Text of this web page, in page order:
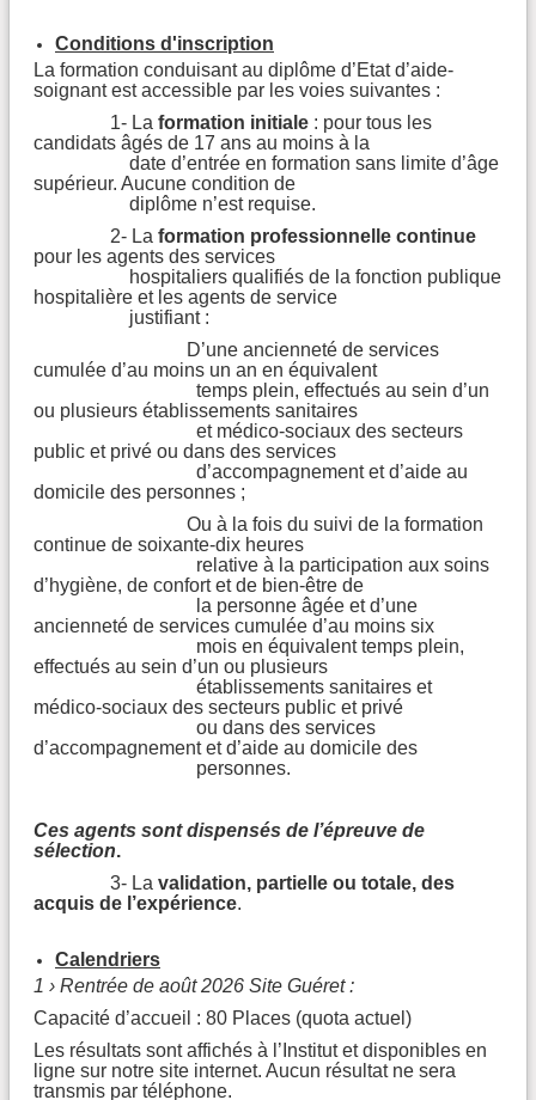
Conditions d'inscription
La formation conduisant au diplôme d’Etat d’aide-
soignant est accessible par les voies suivantes :
1- La formation initiale : pour tous les
candidats âgés de 17 ans au moins à la
date d’entrée en formation sans limite d’âge
supérieur. Aucune condition de
diplôme n’est requise.
2- La formation professionnelle continue
pour les agents des services
hospitaliers qualifiés de la fonction publique
hospitalière et les agents de service
justifiant :
 D’une ancienneté de services
cumulée d’au moins un an en équivalent
temps plein, effectués au sein d’un
ou plusieurs établissements sanitaires
et médico-sociaux des secteurs
public et privé ou dans des services
d’accompagnement et d’aide au
domicile des personnes ;
 Ou à la fois du suivi de la formation
continue de soixante-dix heures
relative à la participation aux soins
d’hygiène, de confort et de bien-être de
la personne âgée et d’une
ancienneté de services cumulée d’au moins six
mois en équivalent temps plein,
effectués au sein d’un ou plusieurs
établissements sanitaires et
médico-sociaux des secteurs public et privé
ou dans des services
d’accompagnement et d’aide au domicile des
personnes.
Ces agents sont dispensés de l’épreuve de
sélection.
3- La validation, partielle ou totale, des
acquis de l’expérience.
Calendriers
1 › Rentrée de août 2026 Site Guéret :
Capacité d’accueil : 80 Places (quota actuel)
Les résultats sont affichés à l’Institut et disponibles en
ligne sur notre site internet. Aucun résultat ne sera
transmis par téléphone.